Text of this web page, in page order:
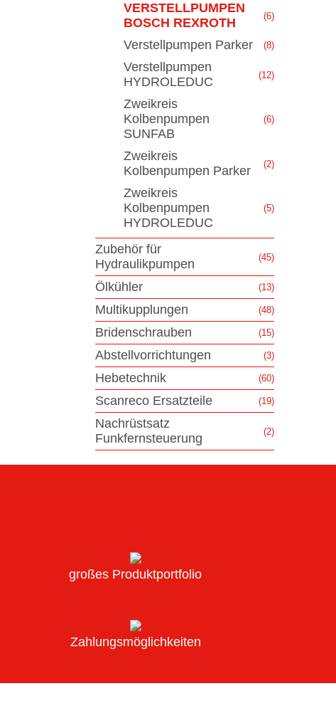
VERSTELLPUMPEN
BOSCH REXROTH
(6)
Verstellpumpen Parker (8)
Verstellpumpen
HYDROLEDUC
(12)
Zweikreis
Kolbenpumpen
SUNFAB
(6)
Zweikreis
Kolbenpumpen Parker
(2)
Zweikreis
Kolbenpumpen
HYDROLEDUC
(5)
Zubehör für
Hydraulikpumpen
(45)
Ölkühler (13)
Multikupplungen (48)
Bridenschrauben (15)
Abstellvorrichtungen (3)
Hebetechnik (60)
Scanreco Ersatzteile (19)
Nachrüstsatz
Funkfernsteuerung
(2)
großes Produktportfolio
Zahlungsmöglichkeiten